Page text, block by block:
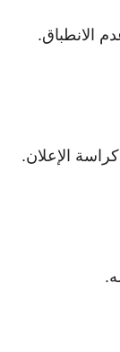
الانطباق.
الإعلان.